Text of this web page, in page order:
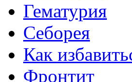
Гематурия
Себорея
Как
Фронтит